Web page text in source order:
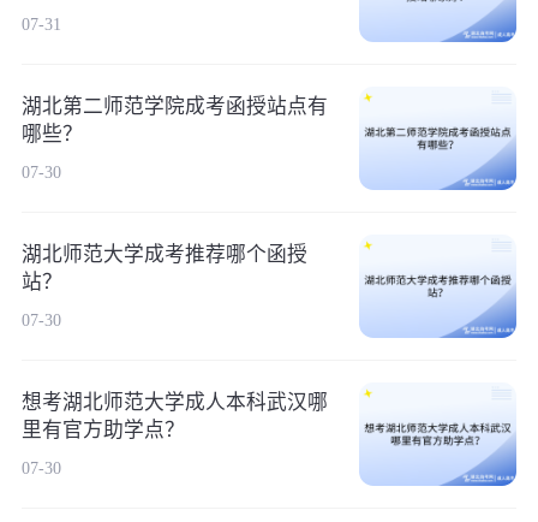
07-31
湖北第二师范学院成考函授站点有
哪些？
07-30
湖北师范大学成考推荐哪个函授
站？
07-30
想考湖北师范大学成人本科武汉哪
里有官方助学点？
07-30